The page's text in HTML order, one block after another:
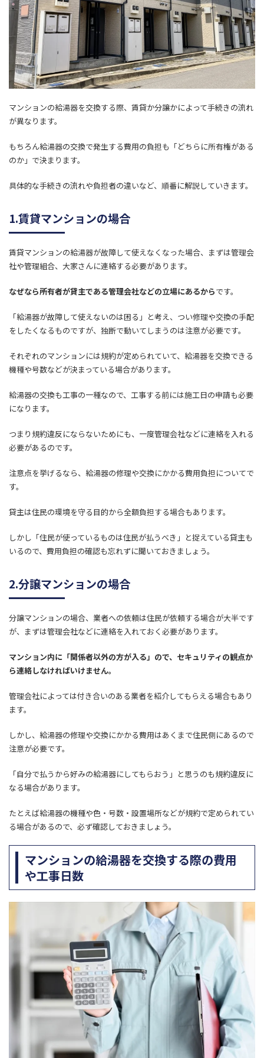
マンションの給湯器を交換する際、賃貸か分譲かによって手続きの流れ
が異なります。
もちろん給湯器の交換で発生する費用の負担も「どちらに所有権がある
のか」で決まります。
具体的な手続きの流れや負担者の違いなど、順番に解説していきます。
1.賃貸マンションの場合
賃貸マンションの給湯器が故障して使えなくなった場合、まずは管理会
社や管理組合、大家さんに連絡する必要があります。
なぜなら所有者が貸主である管理会社などの立場にあるからです。
「給湯器が故障して使えないのは困る」と考え、つい修理や交換の手配
をしたくなるものですが、独断で動いてしまうのは注意が必要です。
それぞれのマンションには規約が定められていて、給湯器を交換できる
機種や号数などが決まっている場合があります。
給湯器の交換も工事の一種なので、工事する前には施工日の申請も必要
になります。
つまり規約違反にならないためにも、一度管理会社などに連絡を入れる
必要があるのです。
注意点を挙げるなら、給湯器の修理や交換にかかる費用負担についてで
す。
貸主は住民の環境を守る目的から全額負担する場合もあります。
しかし「住民が使っているものは住民が払うべき」と捉えている貸主も
いるので、費用負担の確認も忘れずに聞いておきましょう。
2.分譲マンションの場合
分譲マンションの場合、業者への依頼は住民が依頼する場合が大半です
が、まずは管理会社などに連絡を入れておく必要があります。
マンション内に「関係者以外の方が入る」ので、セキュリティの観点か
ら連絡しなければいけません。
管理会社によっては付き合いのある業者を紹介してもらえる場合もあり
ます。
しかし、給湯器の修理や交換にかかる費用はあくまで住民側にあるので
注意が必要です。
「自分で払うから好みの給湯器にしてもらおう」と思うのも規約違反に
なる場合があります。
たとえば給湯器の機種や色・号数・設置場所などが規約で定められてい
る場合があるので、必ず確認しておきましょう。
マンションの給湯器を交換する際の費用
や工事日数